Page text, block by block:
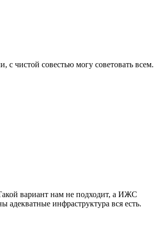
с чистой совестью могу советовать всем.
вариант нам не подходит, а ИЖС
адекватные инфраструктура вся есть.